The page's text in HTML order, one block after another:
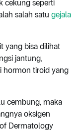
cekung seperti
salah satu gejala
yang bisa dilihat
jantung,
hormon tiroid yang
cembung, maka
oksigen
Dermatology